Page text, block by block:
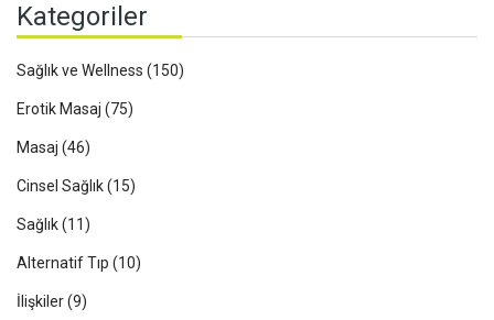
Kategoriler
Sağlık ve Wellness (150)
Erotik Masaj (75)
Masaj (46)
Cinsel Sağlık(15)
Sağlık(11)
Alternatif Tıp (10)
İlişkiler(9)